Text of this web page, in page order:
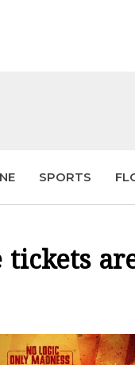
SPORTS
tickets